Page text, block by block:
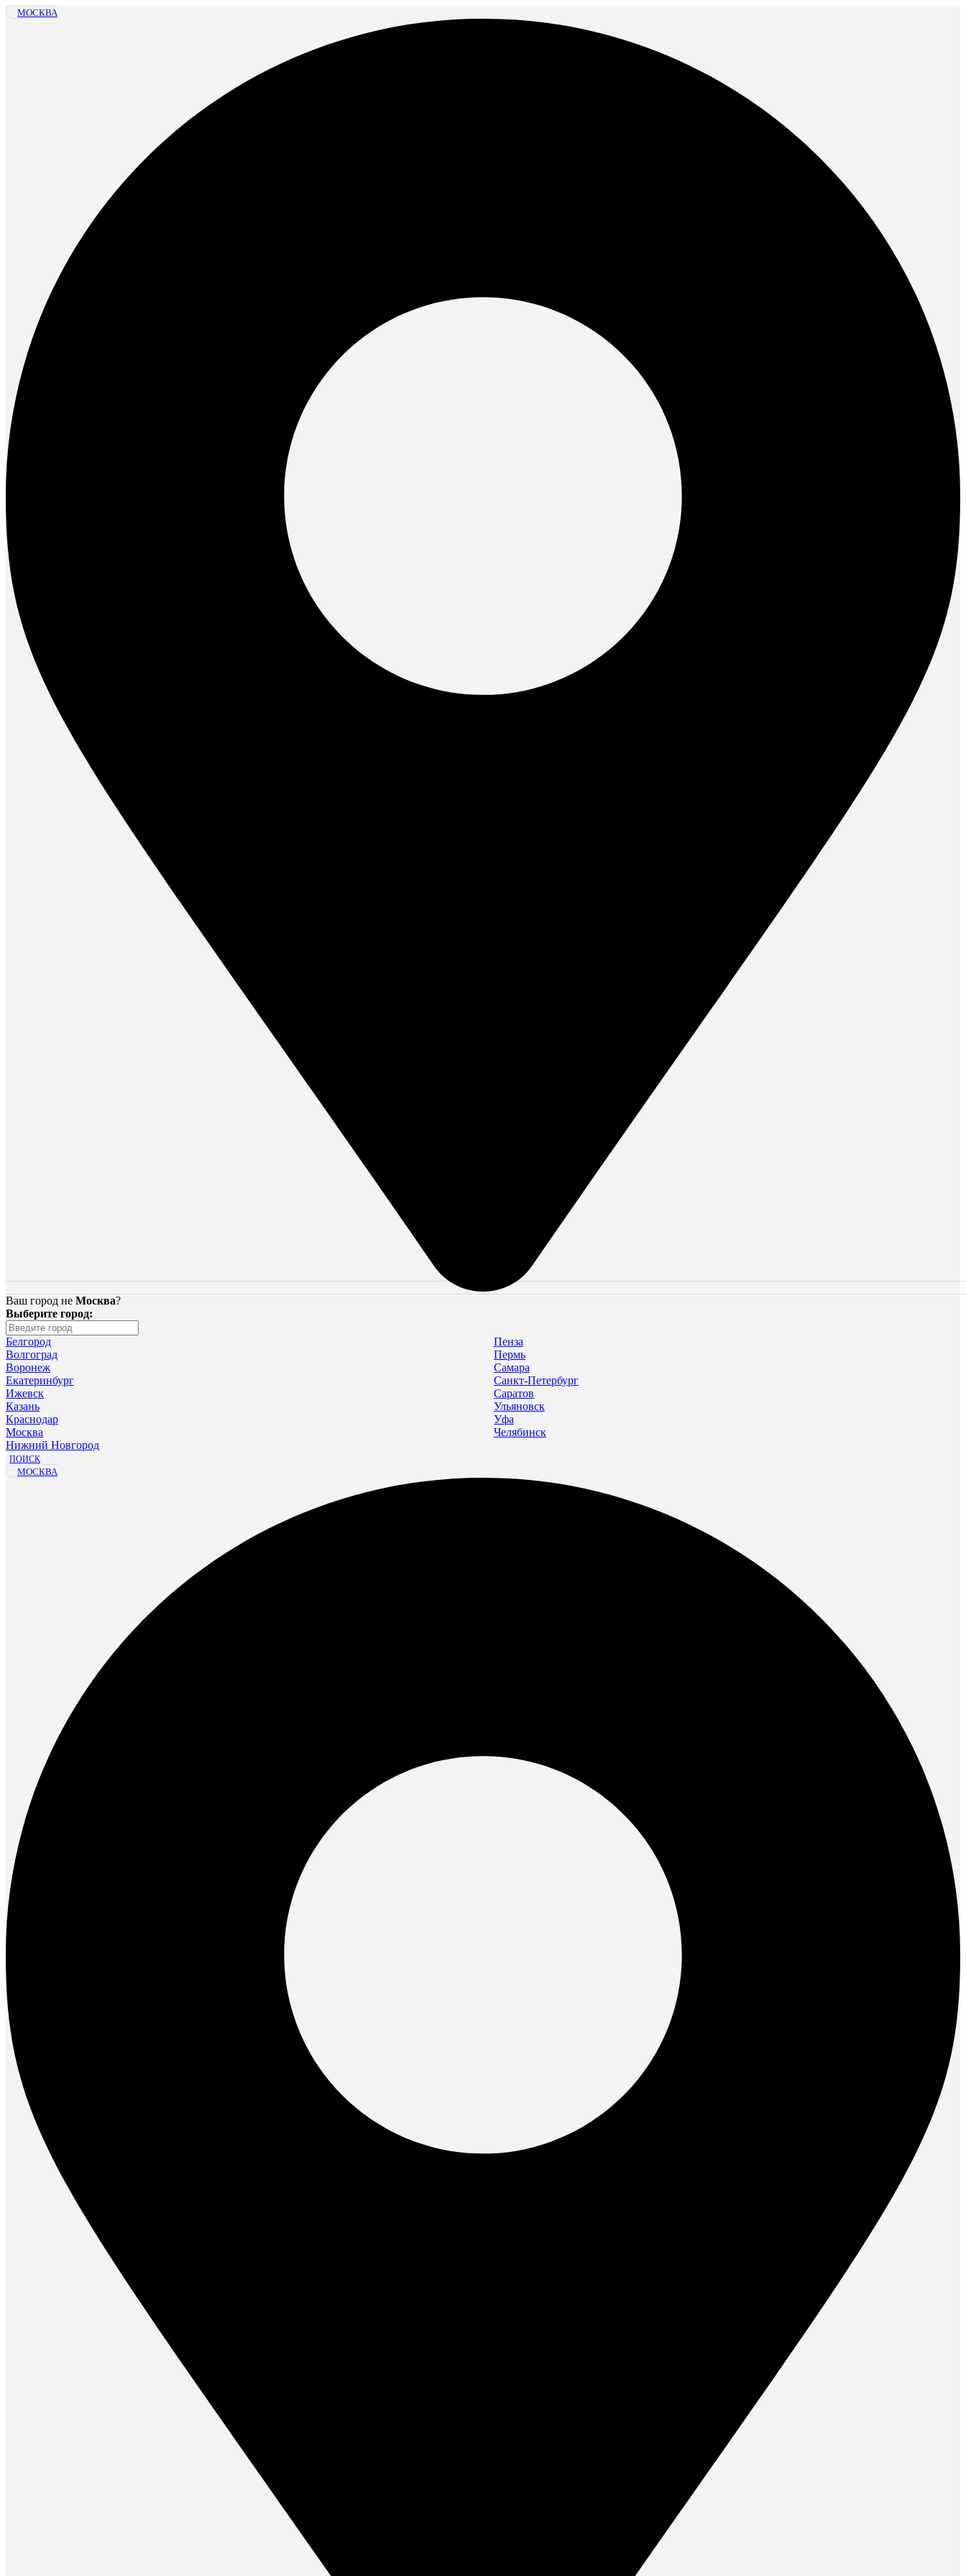
МОСКВА
Ваш город не Москва?
Выберите город:
Белгород
Волгоград
Воронеж
Екатеринбург
Ижевск
Казань
Краснодар
Москва
Нижний Новгород
Пенза
Пермь
Самара
Санкт-Петербург
Саратов
Ульяновск
Уфа
Челябинск
ПОИСК
МОСКВА